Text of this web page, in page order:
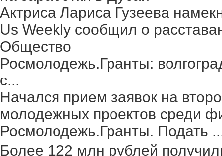
Актриса Лариса Гузеева
Us Weekly сообщил о
Общество
Росмолодежь.Гранты:
с...
Начался прием заявок на
молодежных проектов среди
Росмолодежь.Гранты. Подать
Более 122 млн рублей